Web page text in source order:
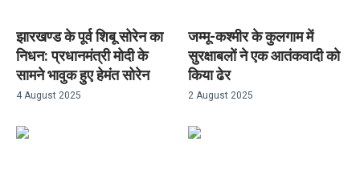
झारखण्ड के पूर्व शिबू सोरेन का
निधन: प्रधानमंत्री मोदी के
सामने भावुक हुए हेमंत सोरेन
4 August 2025
जम्मू-कश्मीर के कुलगाम में
सुरक्षाबलों ने एक आतंकवादी को
किया ढेर
2 August 2025